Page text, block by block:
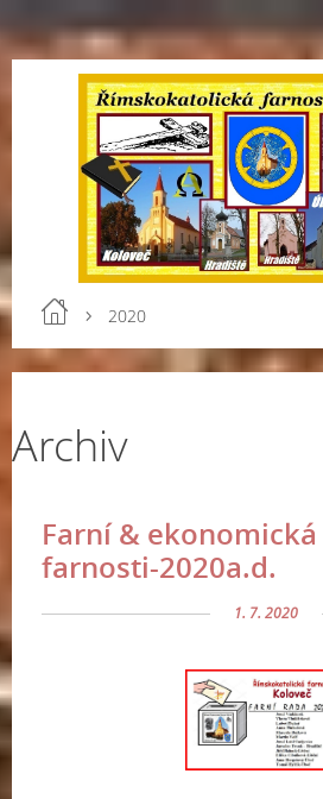
2020
Archiv
Farní &
farnosti-2020a.d.
1. 7. 2020